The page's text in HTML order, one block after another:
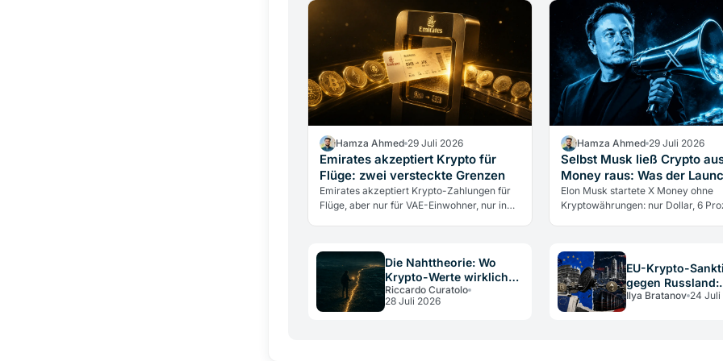
Hamza Ahmed 29 Juli 2026
Emirates akzeptiert Krypto für
Flüge: zwei versteckte Grenzen
Emirates akzeptiert Krypto-Zahlungen für
Flüge, aber nur für VAE-Einwohner, nur in
Hamza Ahmed 29 Juli 2026
Selbst Musk ließ Crypto
Money raus: Was der
Elon Musk startete X Money ohne
Kryptowährungen: nur Dollar, 6
Die Nahttheorie: Wo
Krypto-Werte wirklich
verschwinden
Riccardo Curatolo
28 Juli 2026
EU-Krypto-
gegen Russland:
Pflichten für
Betreiber
Ilya Bratanov 24 Juli